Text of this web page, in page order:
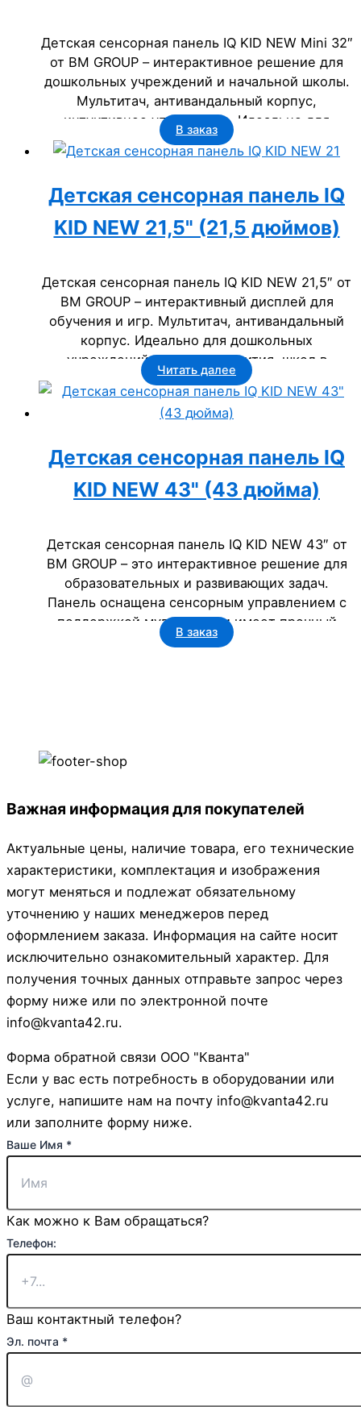
Детская сенсорная панель IQ KID NEW Mini 32″
от BM GROUP – интерактивное решение для
дошкольных учреждений и начальной школы.
Мультитач, антивандальный корпус,
интуитивное управление. Идеально для
развивающих занятий и игр. Цена 99 000 руб.
Официальный поставщик в Кузбассе – ООО
В заказ
Детская сенсорная панель IQ
KID NEW 21,5" (21,5 дюймов)
Детская сенсорная панель IQ KID NEW 21,5″ от
BM GROUP – интерактивный дисплей для
обучения и игр. Мультитач, антивандальный
корпус. Идеально для дошкольных
учреждений, центров развития, школ в
Кемеровской области.
Читать далее
Детская сенсорная панель IQ
KID NEW 43" (43 дюйма)
Детская сенсорная панель IQ KID NEW 43″ от
BM GROUP – это интерактивное решение для
образовательных и развивающих задач.
Панель оснащена сенсорным управлением с
поддержкой мультитача и имеет прочный
антивандальный корпус.
В заказ
Важная информация для покупателей
Актуальные цены, наличие товара, его технические
характеристики, комплектация и изображения
могут меняться и подлежат обязательному
уточнению у наших менеджеров перед
оформлением заказа. Информация на сайте носит
исключительно ознакомительный характер. Для
получения точных данных отправьте запрос через
форму ниже или по электронной почте
info@kvanta42.ru.
Форма обратной связи ООО "Кванта"
Если у вас есть потребность в оборудовании или
услуге, напишите нам на почту info@kvanta42.ru
или заполните форму ниже.
или
Эл.
Ваше Имя *
Как можно к Вам обращаться?
Телефон:
Ваш контактный телефон?
Эл. почта *